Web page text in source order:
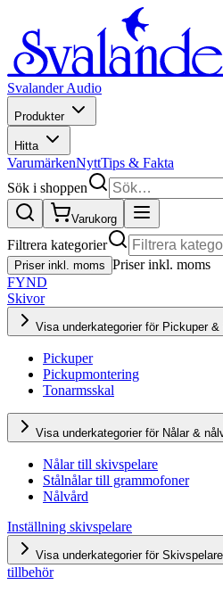
Svalander Audio
Produkter
Hitta
VarumärkenNyttTips & Fakta
Sök i shoppen
Varukorg
Filtrera kategorier
Priser inkl. moms Priser inkl. moms
FYND
Skivor
Visa underkategorier för Pickuper &
Pickuper
Pickupmontering
Tonarmsskal
Visa underkategorier för Nålar &
Nålar till skivspelare
Stålnålar till grammofoner
Nålvård
Inställning skivspelare
Visa underkategorier för
tillbehör